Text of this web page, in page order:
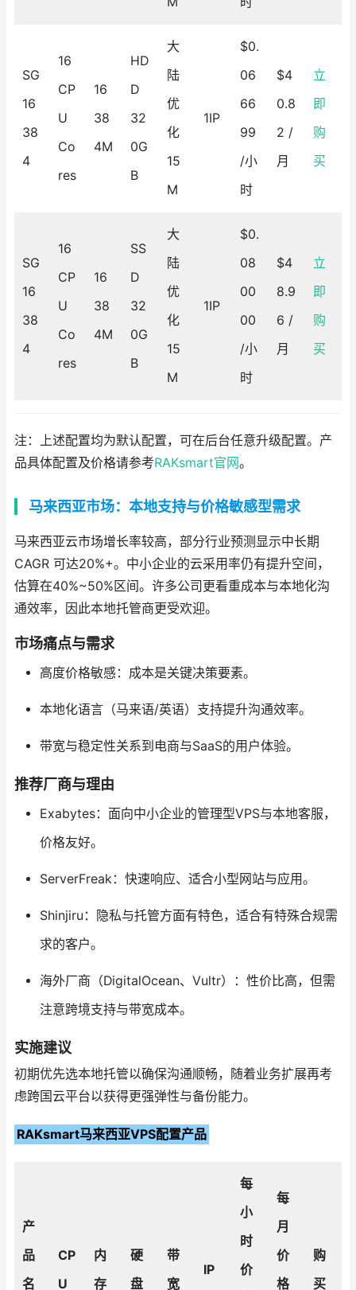
SG
16
38
4
16
CP
U
Co
res
16
38
4M
HD
D
32
0G
B
大
陆
优
化
15
M
1IP
$0.
06
66
99
/小
时
$4
0.8
2 /
月
立
即
购
买
SG
16
38
4
16
CP
U
Co
res
16
38
4M
SS
D
32
0G
B
大
陆
优
化
15
M
1IP
$0.
08
00
00
/小
时
$4
8.9
6 /
月
立
即
购
买
注：上述配置均为默认配置，可在后台任意升级配置。产
品具体配置及价格请参考RAKsmart官网。
马来西亚市场：本地支持与价格敏感型需求
马来西亚云市场增长率较高，部分行业预测显示中长期
CAGR 可达20%+。中小企业的云采用率仍有提升空间，
估算在40%~50%区间。许多公司更看重成本与本地化沟
通效率，因此本地托管商更受欢迎。
市场痛点与需求
高度价格敏感：成本是关键决策要素。
本地化语言（马来语/英语）支持提升沟通效率。
带宽与稳定性关系到电商与SaaS的用户体验。
推荐厂商与理由
Exabytes：面向中小企业的管理型VPS与本地客服，
价格友好。
ServerFreak：快速响应、适合小型网站与应用。
Shinjiru：隐私与托管方面有特色，适合有特殊合规需
求的客户。
海外厂商（DigitalOcean、Vultr）：性价比高，但需
注意跨境支持与带宽成本。
实施建议
初期优先选本地托管以确保沟通顺畅，随着业务扩展再考
虑跨国云平台以获得更强弹性与备份能力。
RAKsmart马来西亚VPS配置产品
产
品
名
CP
U
内
存
硬
盘
带
宽
IP
每
小
时
价
每
月
价
格
购
买